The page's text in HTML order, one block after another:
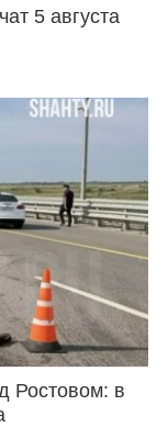
5 августа
Ростовом: в